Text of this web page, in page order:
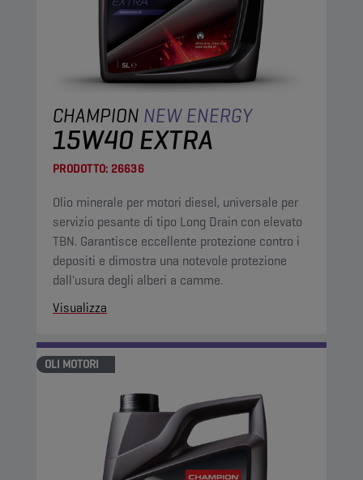
CHAMPION NEW ENERGY
15W40 EXTRA
PRODOTTO: 26636
Olio minerale per motori diesel, universale per
servizio pesante di tipo Long Drain con elevato
TBN. Garantisce eccellente protezione contro i
depositi e dimostra una notevole protezione
dall'usura degli alberi a camme.
Visualizza
OLI MOTORI